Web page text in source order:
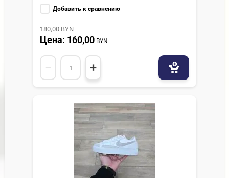
Добавить к сравнению
180,00BYN
Цена: 160,00 BYN
− +